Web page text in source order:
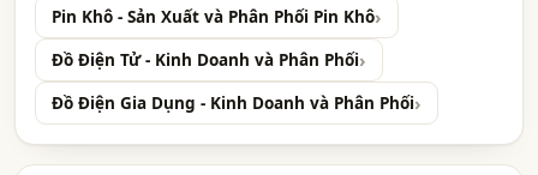
Pin Khô - Sản Xuất và Phân Phối Pin Khô
Đồ Điện Tử - Kinh Doanh và Phân Phối
Đồ Điện Gia Dụng - Kinh Doanh và Phân Phối